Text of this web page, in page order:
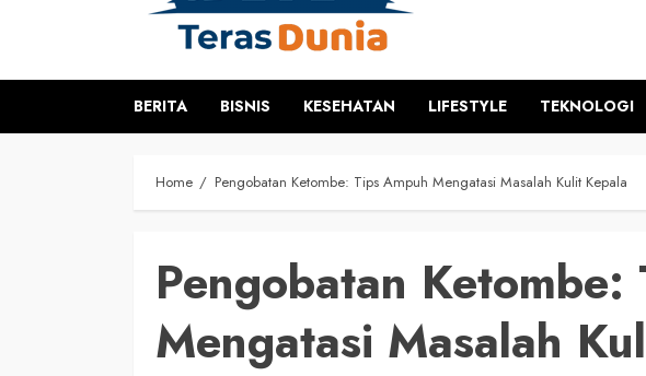
BERITA BISNIS KESEHATAN LIFESTYLE TEKNOLOGI
Home Pengobatan Ketombe: Tips Ampuh Mengatasi Masalah Kulit Kepala
Pengobatan Ketombe:
Mengatasi Masalah